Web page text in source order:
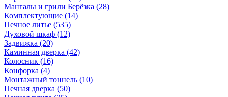
Мангалы и грили Берёзка (28)
Комплектующие (14)
Печное литье (535)
Духовой шкаф (12)
Задвижка (20)
Каминная дверка (42)
Колосник (16)
Конфорка (4)
Монтажный тоннель (10)
Печная дверка (50)